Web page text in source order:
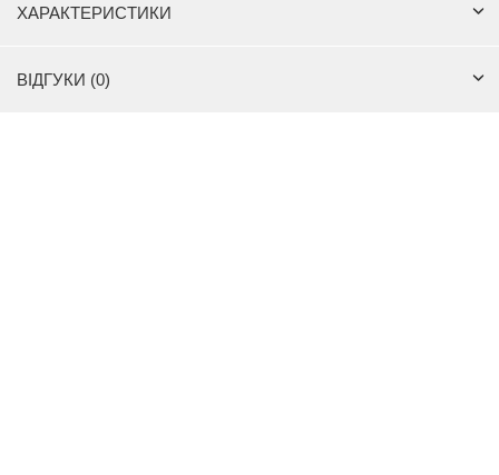
ХАРАКТЕРИСТИКИ
ВІДГУКИ (0)